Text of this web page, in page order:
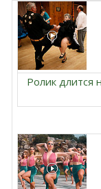
Ролик длится